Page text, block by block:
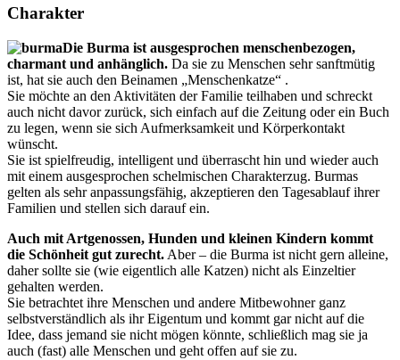
Charakter
Die Burma ist ausgesprochen menschenbezogen,
charmant und anhänglich. Da sie zu Menschen sehr sanftmütig
ist, hat sie auch den Beinamen „Menschenkatze“ .
Sie möchte an den Aktivitäten der Familie teilhaben und schreckt
auch nicht davor zurück, sich einfach auf die Zeitung oder ein Buch
zu legen, wenn sie sich Aufmerksamkeit und Körperkontakt
wünscht.
Sie ist spielfreudig, intelligent und überrascht hin und wieder auch
mit einem ausgesprochen schelmischen Charakterzug. Burmas
gelten als sehr anpassungsfähig, akzeptieren den Tagesablauf ihrer
Familien und stellen sich darauf ein.
Auch mit Artgenossen, Hunden und kleinen Kindern kommt
die Schönheit gut zurecht. Aber – die Burma ist nicht gern alleine,
daher sollte sie (wie eigentlich alle Katzen) nicht als Einzeltier
gehalten werden.
Sie betrachtet ihre Menschen und andere Mitbewohner ganz
selbstverständlich als ihr Eigentum und kommt gar nicht auf die
Idee, dass jemand sie nicht mögen könnte, schließlich mag sie ja
auch (fast) alle Menschen und geht offen auf sie zu.